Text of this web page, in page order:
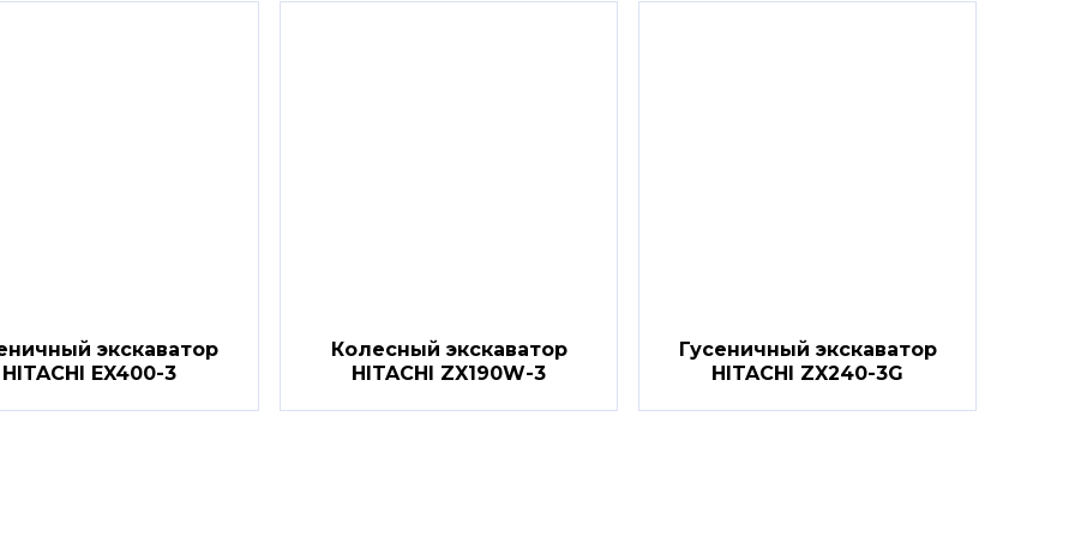
экскаватор
HITACHI EX400-3
Колесный экскаватор
HITACHI ZX190W-3
Гусеничный экскаватор
HITACHI ZX240-3G